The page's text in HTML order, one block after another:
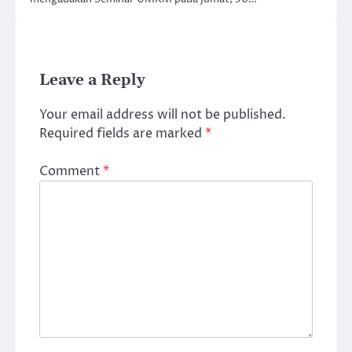
Leave a Reply
Your email address will not be published.
Required fields are marked *
Comment*